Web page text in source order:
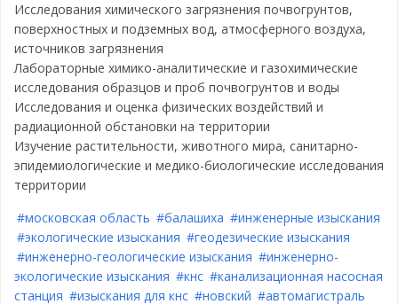
Исследования химического загрязнения почвогрунтов,
поверхностных и подземных вод, атмосферного воздуха,
источников загрязнения
Лабораторные химико-аналитические и газохимические
исследования образцов и проб почвогрунтов и воды
Исследования и оценка физических воздействий и
радиационной обстановки на территории
Изучение растительности, животного мира, санитарно-
эпидемиологические и медико-биологические исследования
территории
#московская область #балашиха #инженерные изыскания
#экологические изыскания #геодезические изыскания
#инженерно-геологические изыскания #инженерно-
экологические изыскания #кнс #канализационная насосная
станция #изыскания для кнс #новский #автомагистраль